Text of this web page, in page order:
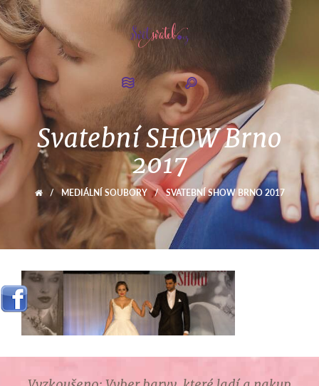
Svatební SHOW Brno
2017
/ MEDIÁLNÍ SOUBORY / SVATEBNÍ SHOW BRNO 2017